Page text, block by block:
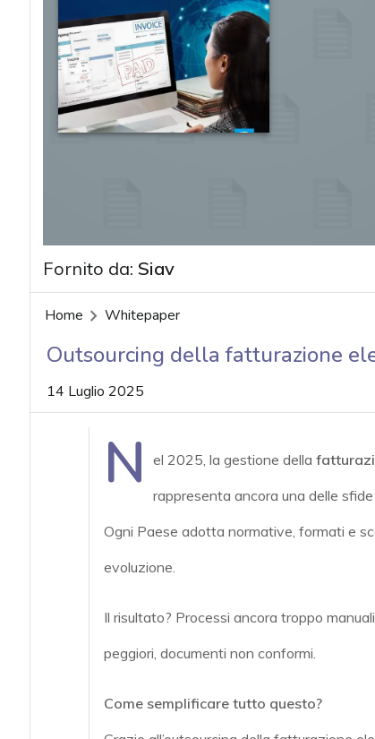
Fornito da: Siav
Home Whitepaper
Outsourcing della fatturazione
14 Luglio 2025
N el 2025, la gestione della
rappresenta ancora una delle
Ogni Paese adotta normative, formati e
evoluzione.
Il risultato? Processi ancora troppo
peggiori, documenti non conformi.
Come semplificare tutto questo?